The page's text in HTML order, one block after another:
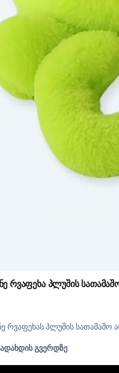
რვაფეხა პლუშის
რვაფეხას პლუშის
გვერდზე